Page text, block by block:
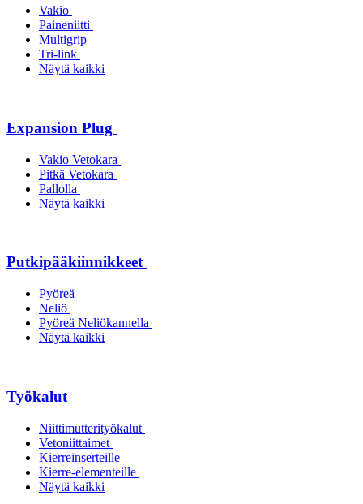
Vakio
Paineniitti
Multigrip
Tri-link
Näytä kaikki
Expansion Plug
Vakio Vetokara
Pitkä Vetokara
Pallolla
Näytä kaikki
Putkipääkiinnikkeet
Pyöreä
Neliö
Pyöreä Neliökannella
Näytä kaikki
Työkalut
Niittimutterityökalut
Vetoniittaimet
Kierreinserteille
Kierre-elementeille
Näytä kaikki